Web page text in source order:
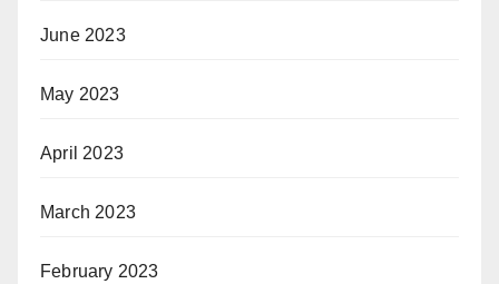
June 2023
May 2023
April 2023
March 2023
February 2023